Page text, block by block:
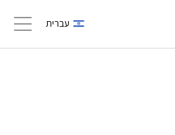
עברית